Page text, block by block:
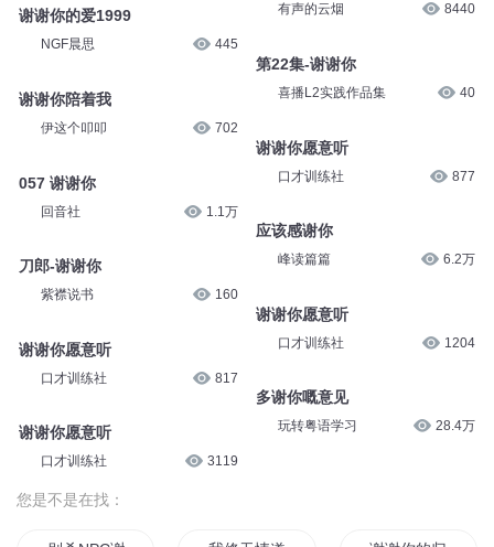
谢谢你的爱1999
NGF晨思 445
谢谢你陪着我
伊这个叩叩 702
057 谢谢你
回音社 1.1万
刀郎-谢谢你
紫襟说书 160
谢谢你愿意听
口才训练社 817
谢谢你愿意听
口才训练社 3119
有声的云烟 8440
第22集-谢谢你
喜播L2实践作品集 40
谢谢你愿意听
口才训练社 877
应该感谢你
峰读篇篇 6.2万
谢谢你愿意听
口才训练社 1204
多谢你嘅意见
玩转粤语学习 28.4万
您是不是在找：